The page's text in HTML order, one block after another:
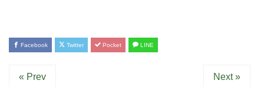
Facebook Twitter Pocket LINE
« Prev Next »